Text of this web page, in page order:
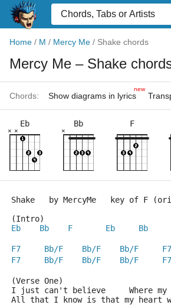
Home / M / Mercy Me / Shake chords
Mercy Me – Shake
Chords: Show diagrams in lyrics
new
Eb
×
×
Bb
×
F
Shake   by MercyMe   key of F
(Intro)
Eb
Bb F Eb Bb
F7 Bb/F Bb/F Bb/F
F7
F7
Bb/F Bb/F Bb/F F7
(Verse One)
I just can't believe     Where
All that I know is that my heart